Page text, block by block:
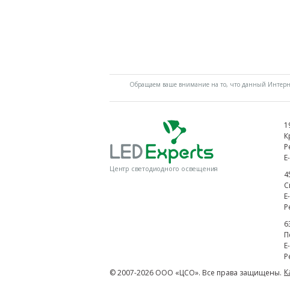
Обращаем ваше внимание на то, что данный
Центр светодиодного освещения
© 2007-2026 ООО «ЦСО». Все права защищены.